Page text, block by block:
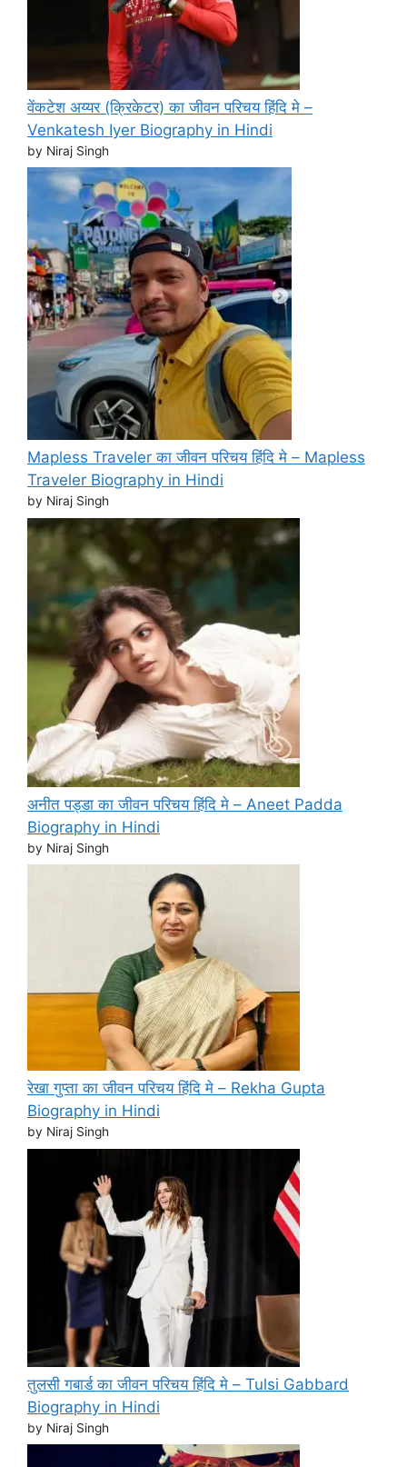
वेंकटेश अय्यर (क्रिकेटर) का जीवन परिचय हिंदि मे –
Venkatesh Iyer Biography in Hindi
by Niraj Singh
Mapless Traveler का जीवन परिचय हिंदि मे – Mapless
Traveler Biography in Hindi
by Niraj Singh
अनीत पड्डा का जीवन परिचय हिंदि मे – Aneet Padda
Biography in Hindi
by Niraj Singh
रेखा गुप्ता का जीवन परिचय हिंदि मे – Rekha Gupta
Biography in Hindi
by Niraj Singh
तुलसी गबार्ड का जीवन परिचय हिंदि मे – Tulsi Gabbard
Biography in Hindi
by Niraj Singh